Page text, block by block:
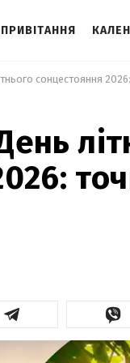
ПРИВІТАННЯ
сонцестояння